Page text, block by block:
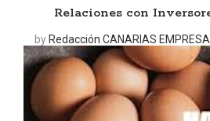
Relaciones con
by Redacción CANARIAS